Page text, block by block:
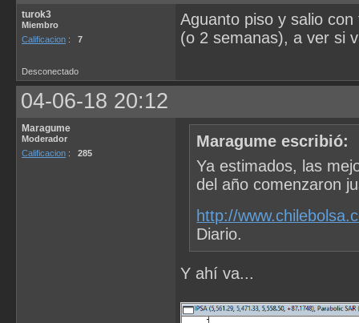
turok3
Miembro
Calificacion : 7
Aguanto piso y salio
(o 2 semanas), a ver si
Desconectado
04-06-18 20:12
Maragume
Moderador
Calificacion : 285
Maragume escribió:
Ya estimados, las
del año comenzaron
http://
Diario.
Y ahí va...